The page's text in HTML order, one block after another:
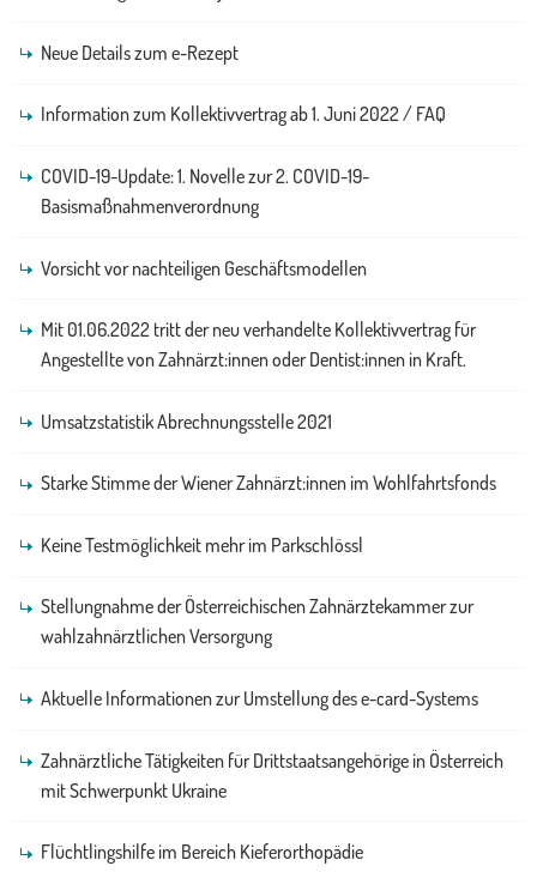
Neue Details zum e-Rezept
Information zum Kollektivvertrag ab 1. Juni 2022 / FAQ
COVID-19-Update: 1. Novelle zur 2. COVID-19-
Basismaßnahmenverordnung
Vorsicht vor nachteiligen Geschäftsmodellen
Mit 01.06.2022 tritt der neu verhandelte Kollektivvertrag für
Angestellte von Zahnärzt:innen oder Dentist:innen in Kraft.
Umsatzstatistik Abrechnungsstelle 2021
Starke Stimme der Wiener Zahnärzt:innen im Wohlfahrtsfonds
Keine Testmöglichkeit mehr im Parkschlössl
Stellungnahme der Österreichischen Zahnärztekammer zur
wahlzahnärztlichen Versorgung
Aktuelle Informationen zur Umstellung des e-card-Systems
Zahnärztliche Tätigkeiten für Drittstaatsangehörige in Österreich
mit Schwerpunkt Ukraine
Flüchtlingshilfe im Bereich Kieferorthopädie